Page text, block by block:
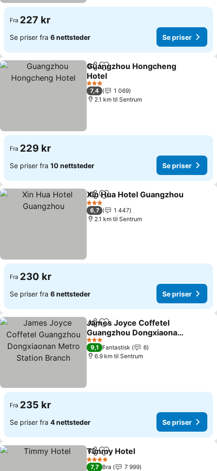
Fra 227 kr
Se priser fra 6 nettsteder Se priser
Del Legg til i favoritter
Guangzhou Hongcheng
Hotel
3 Stjerner
7,4
1 069
2.1 km til Sentrum
Fra 229 kr
Se priser fra 10 nettsteder Se priser
Del Legg til i favoritter
Xin Hua Hotel Guangzhou
3 Stjerner
6,7
1 447
2.1 km til Sentrum
Fra 230 kr
Se priser fra 6 nettsteder Se priser
Del Legg til i favoritter
James Joyce Coffetel
Guangzhou Dongxiaonan
Metro Station Branch
3 Stjerner
9,1 Fantastisk
6
6.9 km til Sentrum
Fra 235 kr
Se priser fra 4 nettsteder Se priser
Del Legg til i favoritter
Timmy Hotel
4 Stjerner
7,7 Bra
7 999